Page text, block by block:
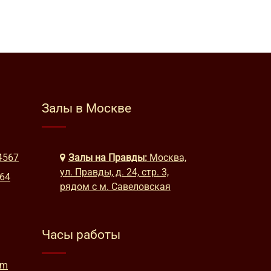
Залы в Москве
Залы на Правды: Москва,
ул. Правды, д. 24, стр. 3,
рядом с м. Савеловская
Часы работы